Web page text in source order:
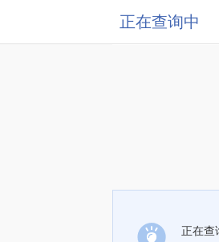
正在查询中
正在查